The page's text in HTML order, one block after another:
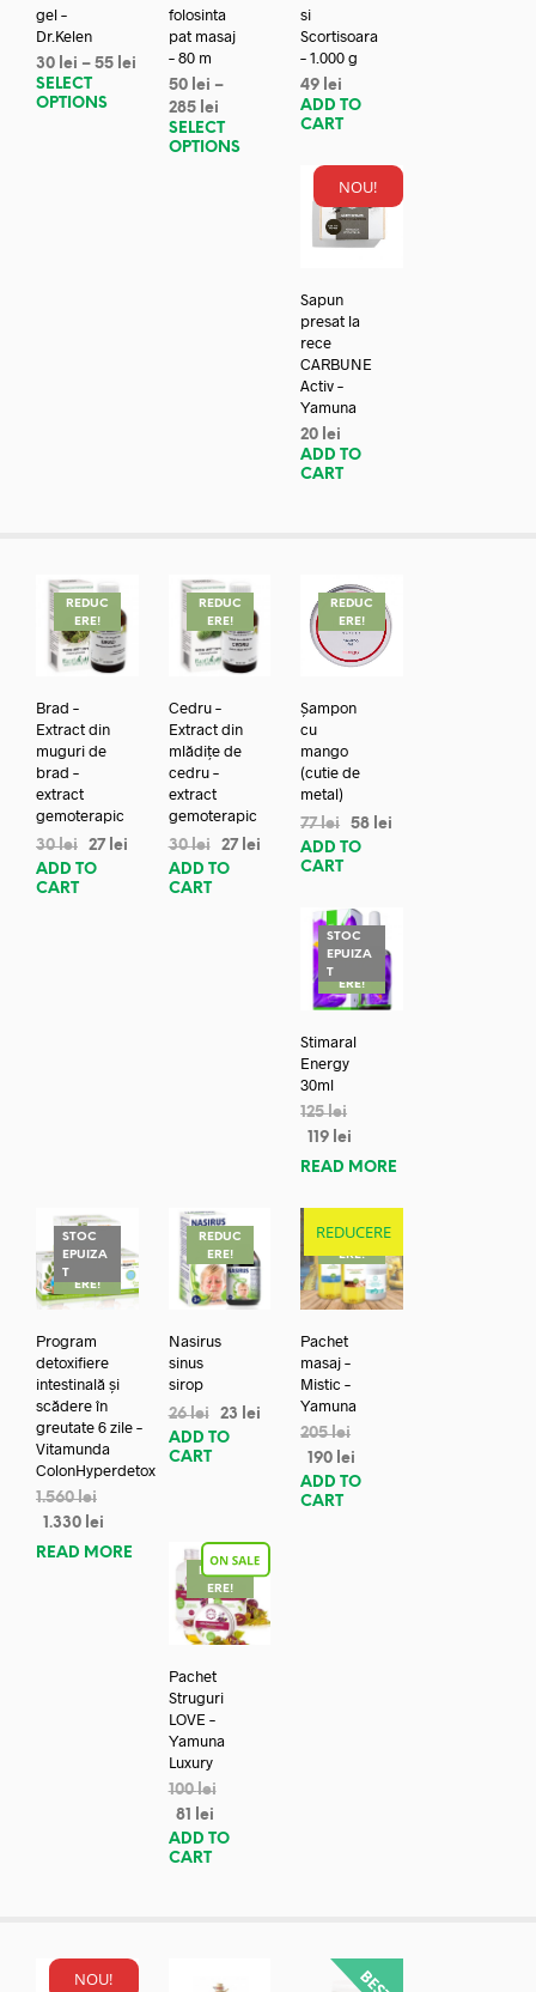
gel –
Dr.Kelen
30 lei – 55 lei
SELECT
OPTIONS
folosinta
pat masaj
– 80 m
50 lei –
285 lei
SELECT
OPTIONS
si
Scortisoara
– 1.000 g
49 lei
ADD TO
CART
NOU!
Sapun
presat la
rece
CARBUNE
Activ –
Yamuna
20 lei
ADD TO
CART
REDUC
ERE!
Brad –
Extract din
muguri de
brad –
extract
gemoterapic
30lei 27 lei
ADD TO
CART
REDUC
ERE!
Cedru –
Extract din
mlădițe de
cedru –
extract
gemoterapic
30lei 27 lei
ADD TO
CART
REDUC
ERE!
Șampon
cu
mango
(cutie de
metal)
77lei 58 lei
ADD TO
CART
STOC
EPUIZA
TREDUC
ERE!
Stimaral
Energy
30ml
125lei
119 lei
READ MORE
STOC
EPUIZA
TREDUC
ERE!
Program
detoxifiere
intestinală și
scădere în
greutate 6 zile –
Vitamunda
ColonHyperdetox
1.560lei
1.330 lei
READ MORE
REDUC
ERE!
Nasirus
sinus
sirop
26lei 23
lei
ADD TO
CART
REDUCERE
REDUC
ERE!
Pachet
masaj –
Mistic –
Yamuna
205lei
190 lei
ADD TO
CART
REDUC
ERE!
Pachet
Struguri
LOVE –
Yamuna
Luxury
100lei
81
lei
ADD TO
CART
NOU!